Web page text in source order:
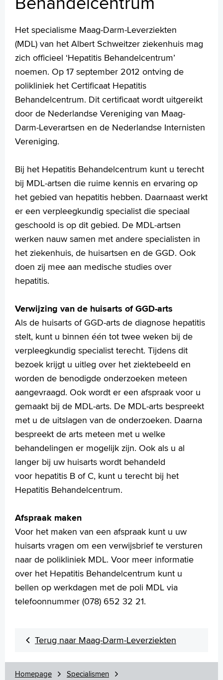
Wachttijden
Handige links
Homepage
Praktische informatie
Specialismen
Werken en leren
Medewerkers
Verwijzers
Wetenschappelijk onderzoek
Tekstgrootte A+
Voorleesfunctie
English
Français
Polski
Türkçe
Arabisch
Het specialisme Maag-Darm-Leverziekten
(MDL) van het Albert Schweitzer ziekenhuis mag
zich officieel ‘Hepatitis Behandelcentrum’
noemen. Op 17 september 2012 ontving de
polikliniek het Certificaat Hepatitis
Behandelcentrum. Dit certificaat wordt uitgereikt
door de Nederlandse Vereniging van Maag-
Darm-Leverartsen en de Nederlandse Internisten
Vereniging.
Bij het Hepatitis Behandelcentrum kunt u terecht
bij MDL-artsen die ruime kennis en ervaring op
het gebied van hepatitis hebben. Daarnaast werkt
er een verpleegkundig specialist die speciaal
geschoold is op dit gebied. De MDL-artsen
werken nauw samen met andere specialisten in
het ziekenhuis, de huisartsen en de GGD. Ook
doen zij mee aan medische studies over
hepatitis.
Verwijzing van de huisarts of GGD-arts
Als de huisarts of GGD-arts de diagnose hepatitis
stelt, kunt u binnen één tot twee weken bij de
verpleegkundig specialist terecht. Tijdens dit
bezoek krijgt u uitleg over het ziektebeeld en
worden de benodigde onderzoeken meteen
aangevraagd. Ook wordt er een afspraak voor u
gemaakt bij de MDL-arts. De MDL-arts bespreekt
met u de uitslagen van de onderzoeken. Daarna
bespreekt de arts meteen met u welke
behandelingen er mogelijk zijn. Ook als u al
langer bij uw huisarts wordt behandeld
voor hepatitis B of C, kunt u terecht bij het
Hepatitis Behandelcentrum.
Afspraak maken
Voor het maken van een afspraak kunt u uw
huisarts vragen om een verwijsbrief te versturen
naar de polikliniek MDL. Voor meer informatie
over het Hepatitis Behandelcentrum kunt u
bellen op werkdagen met de poli MDL via
telefoonnummer (078) 652 32 21.
Terug naar Maag-Darm-Leverziekten
Homepage
Specialismen